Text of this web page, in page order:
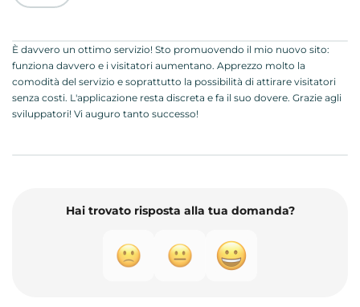
È davvero un ottimo servizio! Sto promuovendo il mio nuovo sito:
funziona davvero e i visitatori aumentano. Apprezzo molto la
comodità del servizio e soprattutto la possibilità di attirare visitatori
senza costi. L'applicazione resta discreta e fa il suo dovere. Grazie agli
sviluppatori! Vi auguro tanto successo!
Hai trovato risposta alla tua domanda?